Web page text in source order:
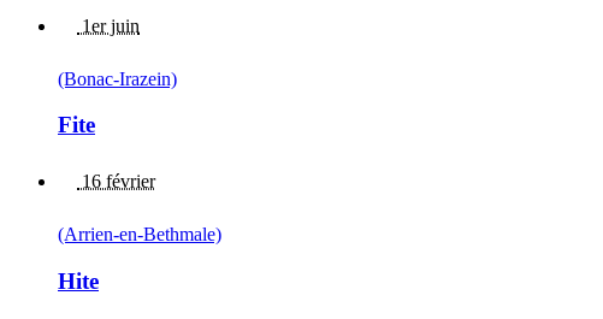
1er juin
(Bonac-Irazein)
Fite
16 février
(Arrien-en-Bethmale)
Hite